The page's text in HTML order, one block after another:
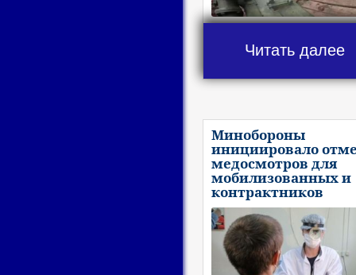
Читать далее
Минобороны
инициировало
медосмотров для
мобилизованных и
контрактников